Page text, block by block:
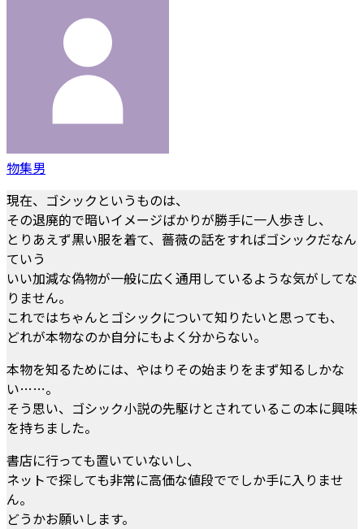
物集男
現在、ゴシックというものは、
その退廃的で暗いイメージばかりが勝手に一人歩きし、
とりあえず黒い服を着て、薔薇の話をすればゴシックだなん
ていう
いい加減な偽物が一般に広く通用しているような気がしてな
りません。
これではちゃんとゴシックについて知りたいと思っても、
どれが本物なのか自分にもよく分からない。
本物を知るためには、やはりその始まりをまず知るしかな
い……。
そう思い、ゴシック小説の先駆けとされているこの本に興味
を持ちました。
書店に行っても置いていないし、
ネットで探しても非常に高価な値段ででしか手に入りませ
ん。
どうかお願いします。